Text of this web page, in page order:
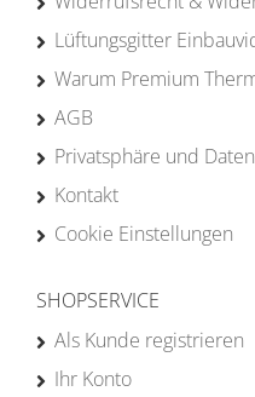
Lüftungsgitter
Warum Premium
AGB
Privatsphäre und
Kontakt
Cookie Einstellungen
SHOPSERVICE
Als Kunde registrieren
Ihr Konto